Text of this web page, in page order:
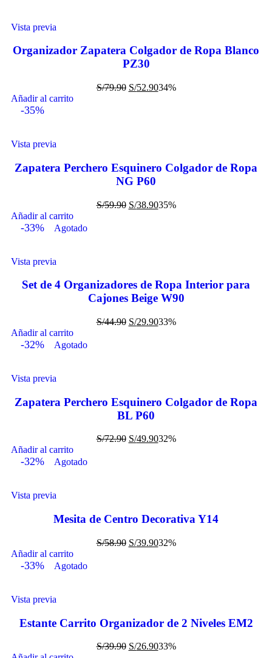
Vista previa
Organizador Zapatera Colgador de Ropa Blanco
PZ30
S/79.90 S/52.9034%
Añadir al carrito
-35%
Vista previa
Zapatera Perchero Esquinero Colgador de Ropa
NG P60
S/59.90 S/38.9035%
Añadir al carrito
-33% Agotado
Vista previa
Set de 4 Organizadores de Ropa Interior para
Cajones Beige W90
S/44.90 S/29.9033%
Añadir al carrito
-32% Agotado
Vista previa
Zapatera Perchero Esquinero Colgador de Ropa
BL P60
S/72.90 S/49.9032%
Añadir al carrito
-32% Agotado
Vista previa
Mesita de Centro Decorativa Y14
S/58.90 S/39.9032%
Añadir al carrito
-33% Agotado
Vista previa
Estante Carrito Organizador de 2 Niveles EM2
S/39.90 S/26.9033%